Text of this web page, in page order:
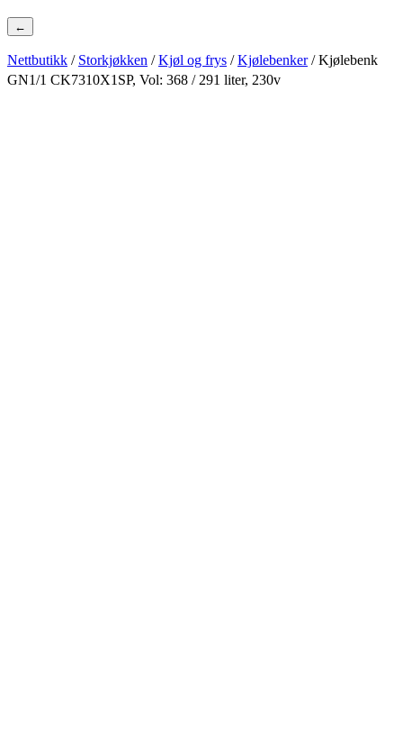
←
Nettbutikk / Storkjøkken /Kjøl og frys /Kjølebenker/ Kjølebenk
GN1/1 CK7310X1SP, Vol: 368 / 291 liter, 230v